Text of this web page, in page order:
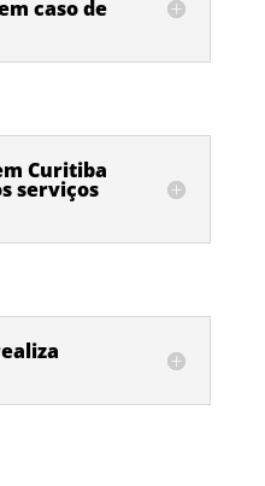
caso de
Curitiba
serviços